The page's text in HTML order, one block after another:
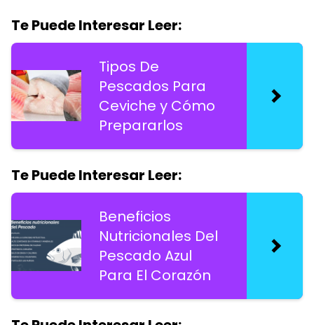
Te Puede Interesar Leer:
Tipos De
Pescados Para
Ceviche y Cómo
Prepararlos
Te Puede Interesar Leer:
Beneficios
Nutricionales Del
Pescado Azul
Para El Corazón